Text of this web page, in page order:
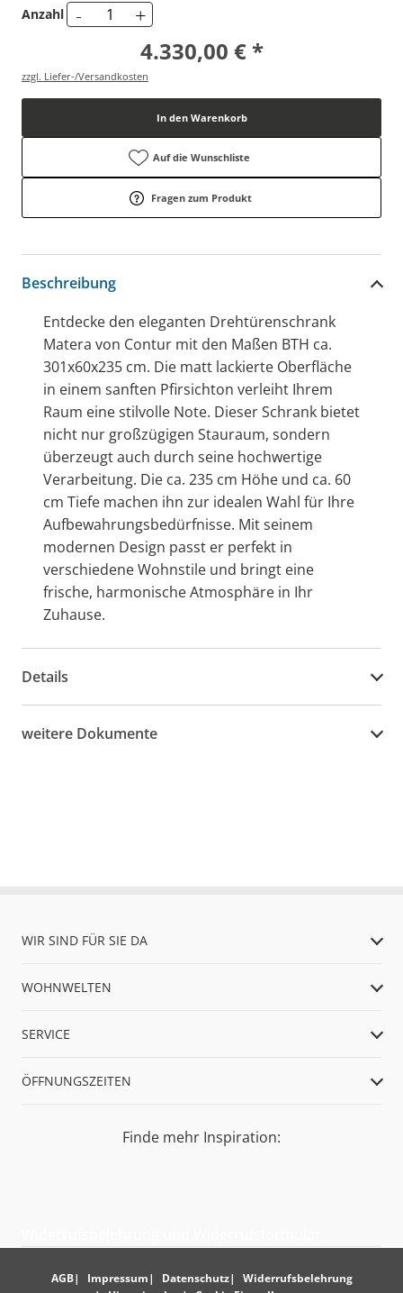
Anzahl - +
4.330,00 € *
zzgl. Liefer-/Versandkosten
In den Warenkorb
Auf die Wunschliste
Fragen zum Produkt
Beschreibung
Entdecke den eleganten Drehtürenschrank
Matera von Contur mit den Maßen BTH ca.
301x60x235 cm. Die matt lackierte Oberfläche
in einem sanften Pfirsichton verleiht Ihrem
Raum eine stilvolle Note. Dieser Schrank bietet
nicht nur großzügigen Stauraum, sondern
überzeugt auch durch seine hochwertige
Verarbeitung. Die ca. 235 cm Höhe und ca. 60
cm Tiefe machen ihn zur idealen Wahl für Ihre
Aufbewahrungsbedürfnisse. Mit seinem
modernen Design passt er perfekt in
verschiedene Wohnstile und bringt eine
frische, harmonische Atmosphäre in Ihr
Zuhause.
Details
weitere Dokumente
WIR SIND FÜR SIE DA
WOHNWELTEN
SERVICE
ÖFFNUNGSZEITEN
Finde mehr Inspiration:
AGB Impressum Datenschutz
Widerrufsbelehrung